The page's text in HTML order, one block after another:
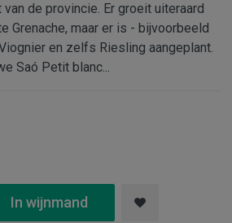
de provincie. Er groeit uiteraard
Grenache, maar er is - bijvoorbeeld
en zelfs Riesling aangeplant.
Saó Petit blanc...
In wijnmand